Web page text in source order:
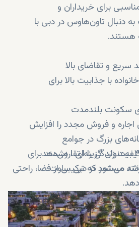
مناسبی برای خریداران و
دنبال تاون‌هاوس در دبی با
هستند.
سریع و تقاضای بالا
با جذابیت بالا برای
سکونت بلندمدت
و فروش مجدد را افزایش
زندگی را ارتقا می‌دهد
مستمر در دبی ساوت
بزرگ در جوامع
برنامه‌ریزی‌شده، حیات ۴ به‌عنوان گزینه‌ای ارزشمند برای
می‌شود که ترکیبی از فضا، راحتی